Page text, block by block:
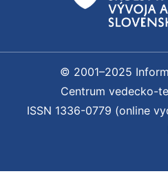
© 2001–2025
Centrum vedecko-
ISSN 1336-0779 (online